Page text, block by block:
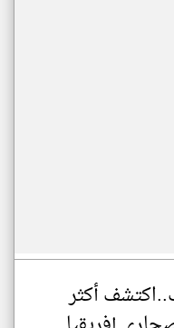
أكثر